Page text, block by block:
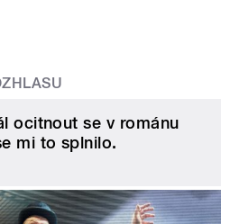
ocitnout se v románu
mi to splnilo.